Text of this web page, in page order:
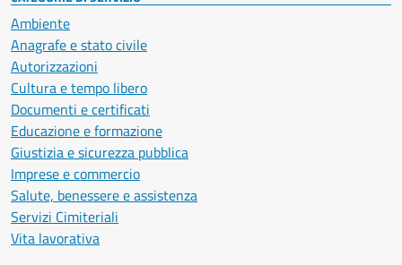
Ambiente
Anagrafe e stato civile
Autorizzazioni
Cultura e tempo libero
Documenti e certificati
Educazione e formazione
Giustizia e sicurezza pubblica
Imprese e commercio
Salute, benessere e assistenza
Servizi Cimiteriali
Vita lavorativa